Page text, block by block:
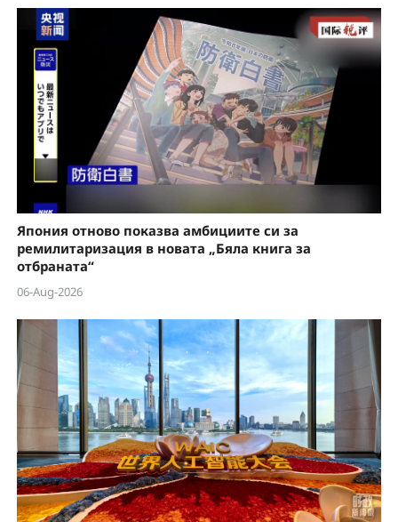
Япония отново показва амбициите си за
ремилитаризация в новата „Бяла книга за
отбраната“
06-Aug-2026